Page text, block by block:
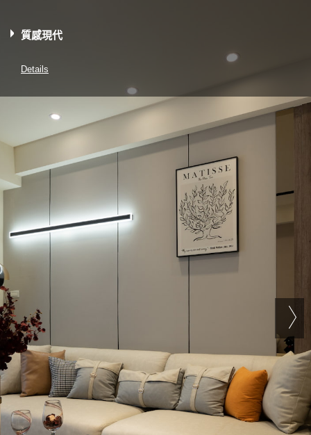
質感現代
Details